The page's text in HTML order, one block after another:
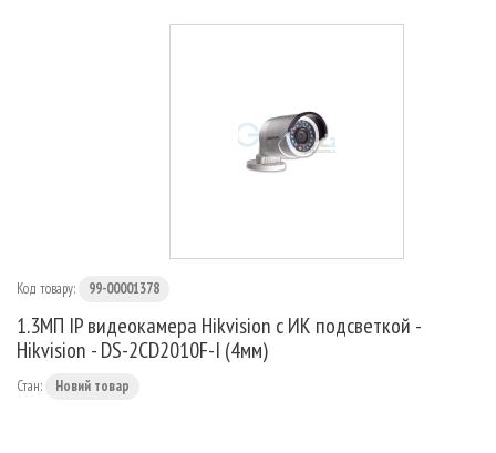
Код товару: 99-00001378
1.3МП IP видеокамера Hikvision с ИК подсветкой -
Hikvision - DS-2CD2010F-I (4мм)
Стан: Новий товар